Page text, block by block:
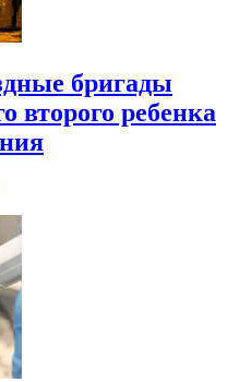
бригады
второго ребенка